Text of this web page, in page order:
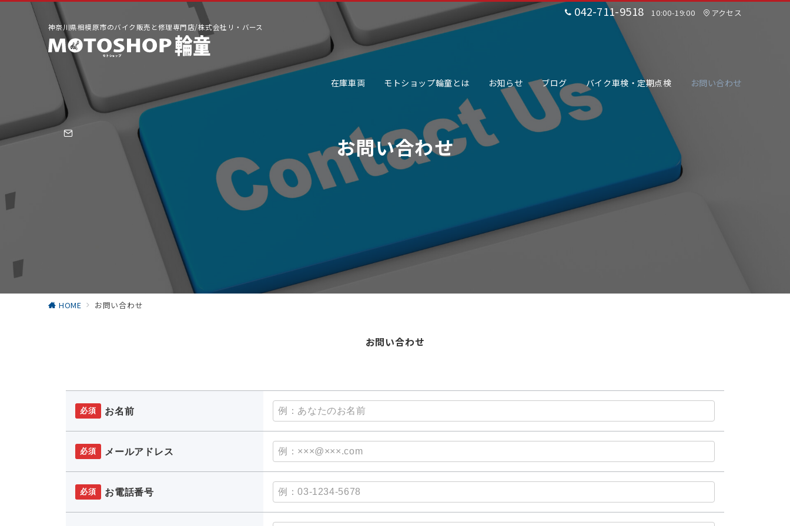
042-711-9518 10:00-19:00 アクセス
神奈川県相模原市のバイク販売と修理専門店/株式会社リ・バース
在庫車両 モトショップ輪童とは お知らせ ブログ バイク車検・定期点検 お問い合わせ
お問い合わせ
HOME お問い合わせ
お問い合わせ
必須 お名前
必須 メールアドレス
必須 お電話番号